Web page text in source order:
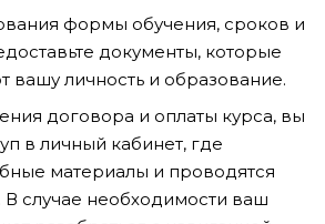
формы обучения, сроков и
документы, которые
вашу личность и образование.
договора и оплаты курса, вы
в личный кабинет, где
материалы и проводятся
В случае необходимости ваш